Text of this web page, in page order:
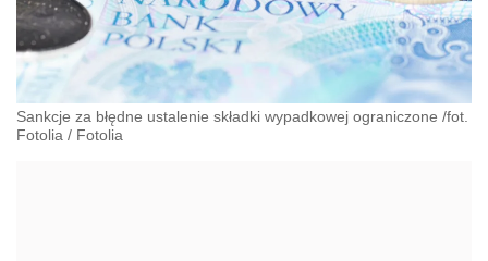
Sankcje za błędne ustalenie składki wypadkowej ograniczone /fot.
Fotolia / Fotolia